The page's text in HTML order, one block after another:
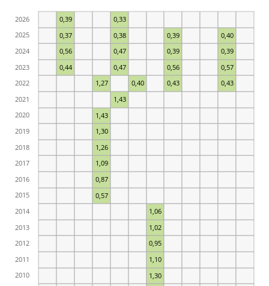
1,30
1,10
0,95
1,02
1,06
0,57
0,87
1,09
1,26
1,30
1,43
1,43
1,27 0,40 0,43 0,43
0,44 0,47 0,56 0,57
0,56 0,47 0,39 0,39
0,37 0,38 0,39 0,40
0,39 0,33
2010
2011
2012
2013
2014
2015
2016
2017
2018
2019
2020
2021
2022
2023
2024
2025
2026